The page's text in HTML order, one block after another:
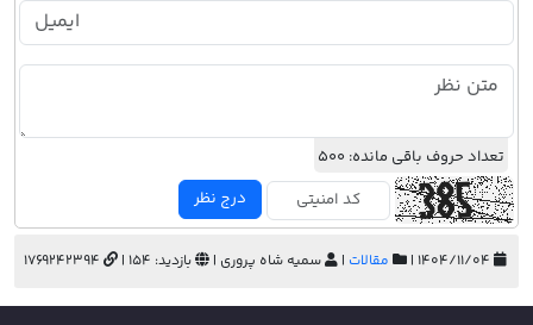
تعداد حروف باقی مانده: 500
درج نظر
مقالات | سمیه شاه پروری | بازدید: 154 | 1769242394